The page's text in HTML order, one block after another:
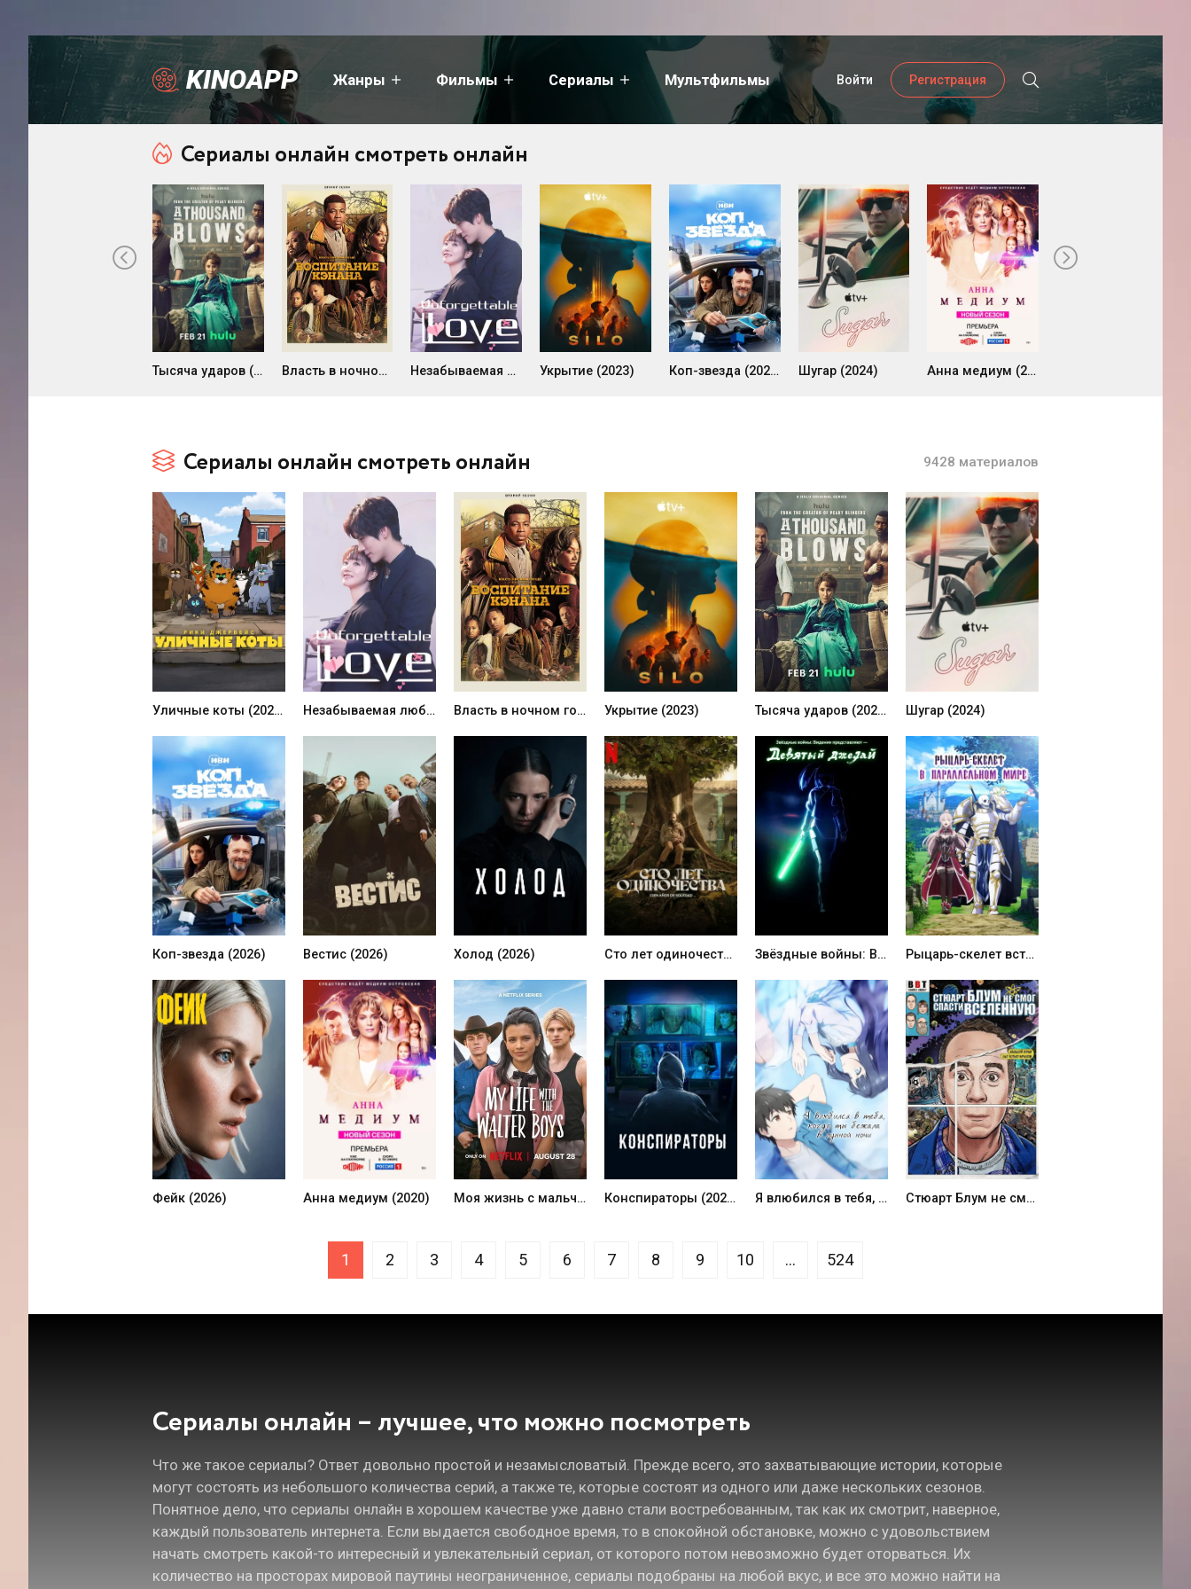
KINOAPP Жанры Фильмы Сериалы Мультфильмы Войти Регистрация
Сериалы онлайн смотреть онлайн
Тысяча ударов (2024) Власть в ночном городе. Книга третья: Юность Кэнена (2 сезон) Незабываемая любовь (1 сезон) Укрытие (2023) Коп-звезда (2026) Шугар (2024) Анна медиум (2020)
Сериалы онлайн смотреть онлайн 9428 материалов
Уличные коты (2026) Незабываемая любовь (1 сезон) Власть в ночном городе. Книга третья: Юность Кэнена (2 сезон) Укрытие (2023) Тысяча ударов (2024) Шугар (2024)
Коп-звезда (2026) Вестис (2026) Холод (2026) Сто лет одиночества (2024) Звёздные войны: Видения представляют — Девятый джедай (2026) Рыцарь-скелет вступает в параллельный мир (2022)
Фейк (2026) Анна медиум (2020) Моя жизнь с мальчиками Уолтер (2023) Конспираторы (2025) Я влюбился в тебя, когда ты бежала в лунной ночи (2026) Стюарт Блум не смог спасти вселенную (2026)
1 2 3 4 5 6 7 8 9 10 ... 524
Сериалы онлайн – лучшее, что можно посмотреть
Что же такое сериалы? Ответ довольно простой и незамысловатый. Прежде всего, это захватывающие истории, которые
могут состоять из небольшого количества серий, а также те, которые состоят из одного или даже нескольких сезонов.
Понятное дело, что сериалы онлайн в хорошем качестве уже давно стали востребованным, так как их смотрит, наверное,
каждый пользователь интернета. Если выдается свободное время, то в спокойной обстановке, можно с удовольствием
начать смотреть какой-то интересный и увлекательный сериал, от которого потом невозможно будет оторваться. Их
количество на просторах мировой паутины неограниченное, сериалы подобраны на любой вкус, и все это можно найти на